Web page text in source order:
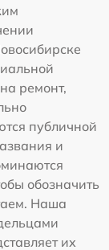
ремонт,
публичной
и
обозначить
Наша
их